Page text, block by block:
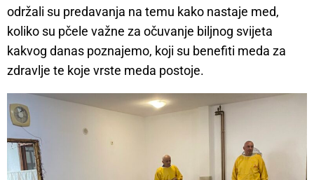
održali su predavanja na temu kako nastaje med,
koliko su pčele važne za očuvanje biljnog svijeta
kakvog danas poznajemo, koji su benefiti meda za
zdravlje te koje vrste meda postoje.